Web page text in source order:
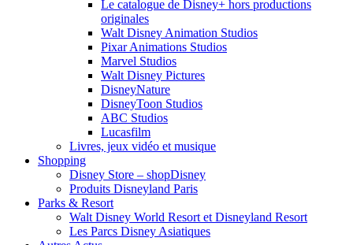
Le catalogue de Disney+ hors productions
originales
Walt Disney Animation Studios
Pixar Animations Studios
Marvel Studios
Walt Disney Pictures
DisneyNature
DisneyToon Studios
ABC Studios
Lucasfilm
Livres, jeux vidéo et musique
Shopping
Disney Store – shopDisney
Produits Disneyland Paris
Parks & Resort
Walt Disney World Resort et Disneyland Resort
Les Parcs Disney Asiatiques